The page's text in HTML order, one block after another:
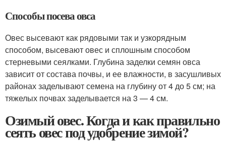
Способы посева овса
Овес высевают как рядовыми так и узкорядным
способом, высевают овес и сплошным способом
стерневыми сеялками. Глубина заделки семян овса
зависит от состава почвы, и ее влажности, в засушливых
районах заделывают семена на глубину от 4 до 5 см; на
тяжелых почвах заделывается на 3 — 4 см.
Озимый овес. Когда и как правильно
сеять овес под удобрение зимой?